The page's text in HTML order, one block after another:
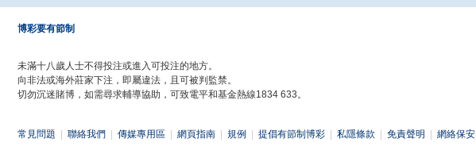
博彩要有節制
未滿十八歲人士不得投注或進入可投注的地方。
向非法或海外莊家下注，即屬違法，且可被判監禁。
切勿沉迷賭博，如需尋求輔導協助，可致電平和基金熱線1834 633。
常見問題 聯絡我們 傳媒專用區 網頁指南 規例 提倡有節制博彩 私隱條款 免責聲明 網絡保安